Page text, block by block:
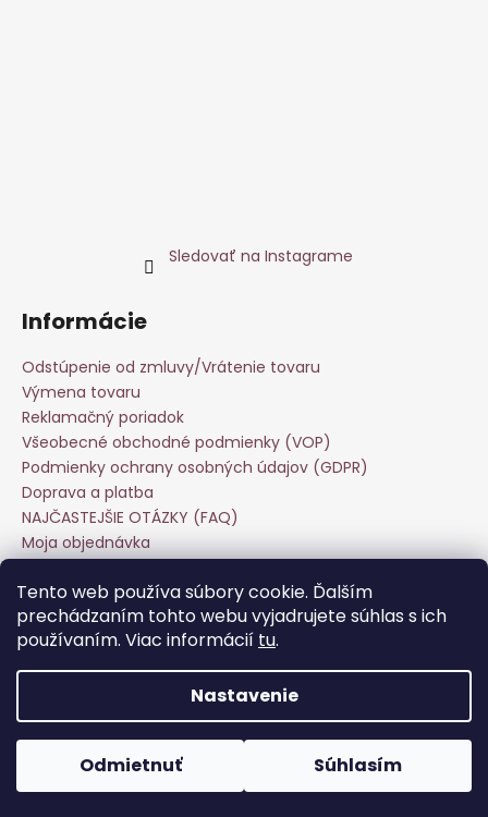
Tento web používa súbory cookie. Ďalším
prechádzaním tohto webu vyjadrujete súhlas s ich
používaním. Viac informácií tu.
Nastavenie
Odmietnuť Súhlasím
Sledovať na Instagrame
Informácie
Odstúpenie od zmluvy/Vrátenie tovaru
Výmena tovaru
Reklamačný poriadok
Všeobecné obchodné podmienky (VOP)
Podmienky ochrany osobných údajov (GDPR)
Doprava a platba
NAJČASTEJŠIE OTÁZKY (FAQ)
Moja objednávka
Veľkoobchod
Hodnotenie obchodu
Kontakt
Copyright 2026Keira Fashion. Všetky práva vyhradené.
Upraviť nastavenie cookies